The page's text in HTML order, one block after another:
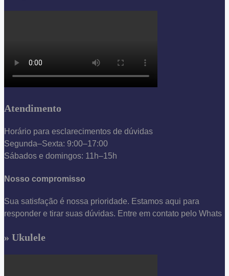
Atendimento
Horário para esclarecimentos de dúvidas
Segunda–Sexta: 9:00–17:00
Sábados e domingos: 11h–15h
Nosso compromisso
Sua satisfação é nossa prioridade. Estamos aqui para
responder e tirar suas dúvidas. Entre em contato pelo Whats
» Ukulele